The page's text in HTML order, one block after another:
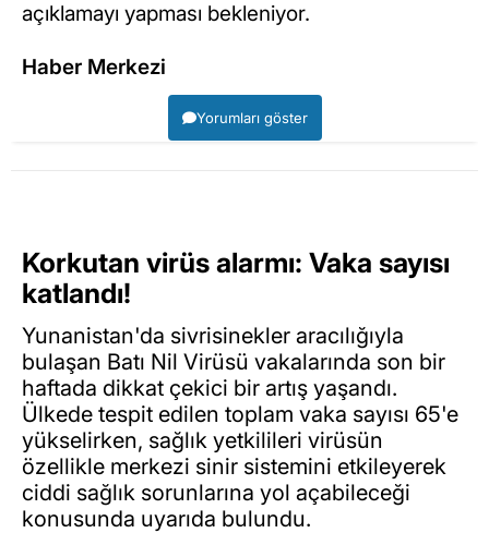
açıklamayı yapması bekleniyor.
Haber Merkezi
Yorumları göster
Korkutan virüs alarmı: Vaka sayısı
katlandı!
Yunanistan'da sivrisinekler aracılığıyla
bulaşan Batı Nil Virüsü vakalarında son bir
haftada dikkat çekici bir artış yaşandı.
Ülkede tespit edilen toplam vaka sayısı 65'e
yükselirken, sağlık yetkilileri virüsün
özellikle merkezi sinir sistemini etkileyerek
ciddi sağlık sorunlarına yol açabileceği
konusunda uyarıda bulundu.